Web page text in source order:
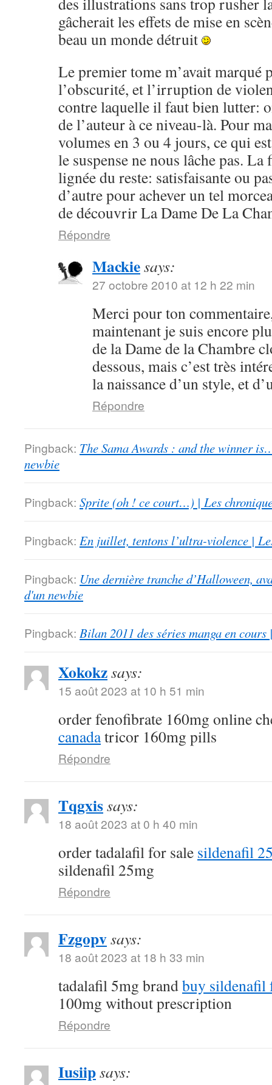
gâcherait les effets de mise en
beau un monde détruit
Le premier tome m’avait marqué
l’obscurité, et l’irruption de
contre laquelle il faut bien lutter:
de l’auteur à ce niveau-là. Pour
volumes en 3 ou 4 jours, ce qui
le suspense ne nous lâche pas. La
lignée du reste: satisfaisante ou
d’autre pour achever un tel
de découvrir La Dame De La
Répondre
Mackiesays:
27 octobre 2010 at 12 h 22 min
Merci pour ton
maintenant je suis encore
de la Dame de la Chambre
dessous, mais c’est très
la naissance d’un style, et
Répondre
Pingback: The Sama Awards : and the winner
newbie
Pingback: Sprite (oh ! ce court…) | Les
Pingback: En juillet, tentons l’ultra-violence |
Pingback: Une dernière tranche d’Halloween,
d'un newbie
Pingback: Bilan 2011 des séries manga en
Xokokzsays:
15 août 2023 at 10 h 51 min
order fenofibrate 160mg online
canadatricor 160mg pills
Répondre
Tqgxissays:
18 août 2023 at 0 h 40 min
order tadalafil for sale sildenafil
sildenafil 25mg
Répondre
Fzgopvsays:
18 août 2023 at 18 h 33 min
tadalafil 5mg brandbuy sildenafil
100mg without prescription
Répondre
Iusiipsays: